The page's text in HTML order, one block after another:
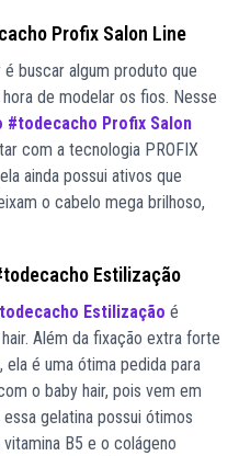
Profix Salon Line
buscar algum produto que
de modelar os fios. Nesse
#todecacho Profix Salon
com a tecnologia PROFIX
ainda possui ativos que
o cabelo mega brilhoso,
Estilização
Estilização é
Além da fixação extra forte
ela é uma ótima pedida para
o baby hair, pois vem em
gelatina possui ótimos
B5 e o colágeno